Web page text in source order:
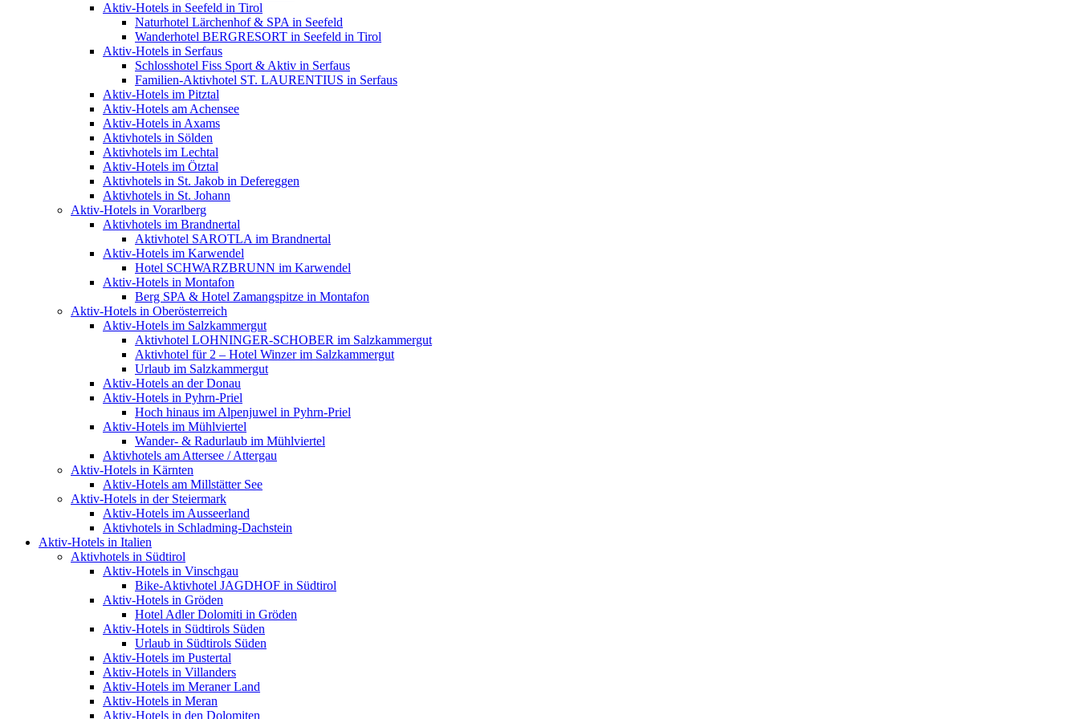
Aktiv-Hotels in Seefeld in Tirol
Naturhotel Lärchenhof & SPA in Seefeld
Wanderhotel BERGRESORT in Seefeld in Tirol
Aktiv-Hotels in Serfaus
Schlosshotel Fiss Sport & Aktiv in Serfaus
Familien-Aktivhotel ST. LAURENTIUS in Serfaus
Aktiv-Hotels im Pitztal
Aktiv-Hotels am Achensee
Aktiv-Hotels in Axams
Aktivhotels in Sölden
Aktivhotels im Lechtal
Aktiv-Hotels im Ötztal
Aktivhotels in St. Jakob in Defereggen
Aktivhotels in St. Johann
Aktiv-Hotels in Vorarlberg
Aktivhotels im Brandnertal
Aktivhotel SAROTLA im Brandnertal
Aktiv-Hotels im Karwendel
Hotel SCHWARZBRUNN im Karwendel
Aktiv-Hotels in Montafon
Berg SPA & Hotel Zamangspitze in Montafon
Aktiv-Hotels in Oberösterreich
Aktiv-Hotels im Salzkammergut
Aktivhotel LOHNINGER-SCHOBER im Salzkammergut
Aktivhotel für 2 – Hotel Winzer im Salzkammergut
Urlaub im Salzkammergut
Aktiv-Hotels an der Donau
Aktiv-Hotels in Pyhrn-Priel
Hoch hinaus im Alpenjuwel in Pyhrn-Priel
Aktiv-Hotels im Mühlviertel
Wander- & Radurlaub im Mühlviertel
Aktivhotels am Attersee / Attergau
Aktiv-Hotels in Kärnten
Aktiv-Hotels am Millstätter See
Aktiv-Hotels in der Steiermark
Aktiv-Hotels im Ausseerland
Aktivhotels in Schladming-Dachstein
Aktiv-Hotels in Italien
Aktivhotels in Südtirol
Aktiv-Hotels in Vinschgau
Bike-Aktivhotel JAGDHOF in Südtirol
Aktiv-Hotels in Gröden
Hotel Adler Dolomiti in Gröden
Aktiv-Hotels in Südtirols Süden
Urlaub in Südtirols Süden
Aktiv-Hotels im Pustertal
Aktiv-Hotels in Villanders
Aktiv-Hotels im Meraner Land
Aktiv-Hotels in Meran
Aktiv-Hotels in den Dolomiten